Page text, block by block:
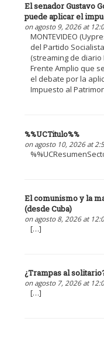
El senador Gustavo
puede aplicar el
on agosto 9, 2026 at
MONTEVIDEO
del Partido
(streaming de diario
Frente Amplio que
el debate por la
Impuesto al
%%UCTitulo%%
on agosto 10, 2026 at
El comunismo y la
(desde Cuba)
on agosto 8, 2026 at
[…]
¿Trampas al
on agosto 7, 2026 at
[…]